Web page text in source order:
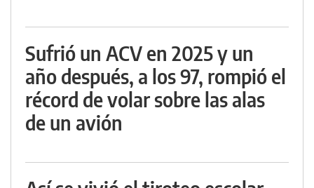
Sufrió un ACV en 2025 y un
año después, a los 97, rompió el
récord de volar sobre las alas
de un avión